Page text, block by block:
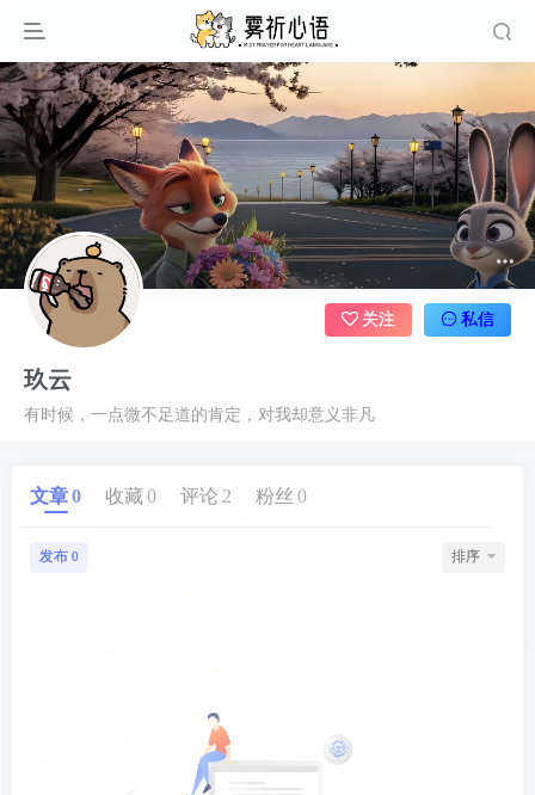
玖云
有时候，一点微不足道的肯定，对我却意义非凡
关注 私信
文章0 收藏 0 评论 2 粉丝 0
发布 0 排序